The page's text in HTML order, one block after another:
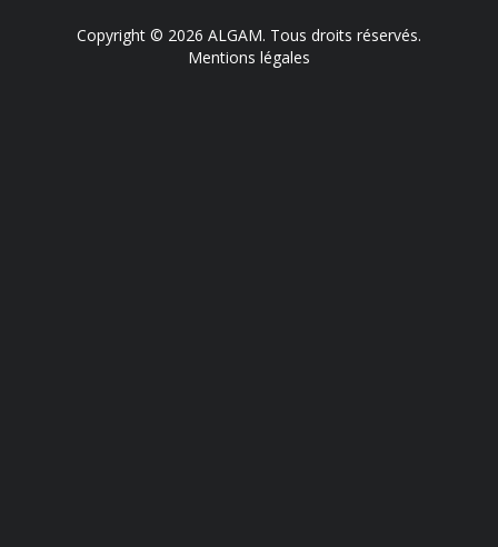
Copyright © 2026 ALGAM. Tous droits réservés.
Mentions légales